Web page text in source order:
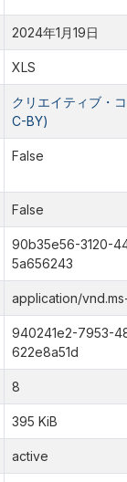
2024年1月19日
XLS
クリエイティブ・
C-BY)
False
False
90b35e56-3120-
5a656243
application/
940241e2-7953-
622e8a51d
8
395 KiB
active